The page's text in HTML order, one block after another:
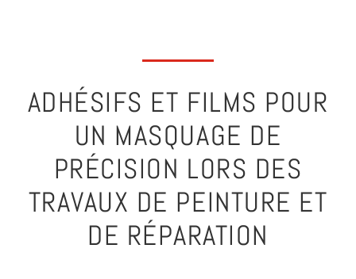
ADHÉSIFS ET FILMS POUR
UN MASQUAGE DE
PRÉCISION LORS DES
TRAVAUX DE PEINTURE ET
DE RÉPARATION